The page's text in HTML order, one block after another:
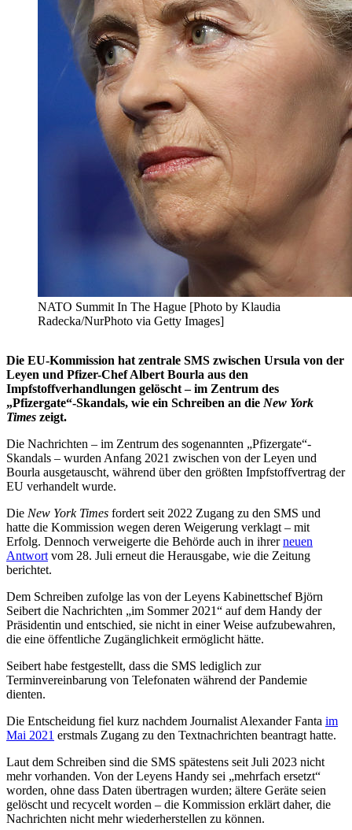
NATO Summit In The Hague [Photo by Klaudia
Radecka/NurPhoto via Getty Images]
Die EU-Kommission hat zentrale SMS zwischen Ursula von der
Leyen und Pfizer-Chef Albert Bourla aus den
Impfstoffverhandlungen gelöscht – im Zentrum des
„Pfizergate“-Skandals, wie ein Schreiben an die New York
Times zeigt.
Die Nachrichten – im Zentrum des sogenannten „Pfizergate“-
Skandals – wurden Anfang 2021 zwischen von der Leyen und
Bourla ausgetauscht, während über den größten Impfstoffvertrag der
EU verhandelt wurde.
Die New York Times fordert seit 2022 Zugang zu den SMS und
hatte die Kommission wegen deren Weigerung verklagt – mit
Erfolg. Dennoch verweigerte die Behörde auch in ihrerneuen
Antwort vom 28. Juli erneut die Herausgabe, wie die Zeitung
berichtet.
Dem Schreiben zufolge las von der Leyens Kabinettschef Björn
Seibert die Nachrichten „im Sommer 2021“ auf dem Handy der
Präsidentin und entschied, sie nicht in einer Weise aufzubewahren,
die eine öffentliche Zugänglichkeit ermöglicht hätte.
Seibert habe festgestellt, dass die SMS lediglich zur
Terminvereinbarung von Telefonaten während der Pandemie
dienten.
Die Entscheidung fiel kurz nachdem Journalist Alexander Fanta im
Mai 2021 erstmals Zugang zu den Textnachrichten beantragt hatte.
Laut dem Schreiben sind die SMS spätestens seit Juli 2023 nicht
mehr vorhanden. Von der Leyens Handy sei „mehrfach ersetzt“
worden, ohne dass Daten übertragen wurden; ältere Geräte seien
gelöscht und recycelt worden – die Kommission erklärt daher, die
Nachrichten nicht mehr wiederherstellen zu können.